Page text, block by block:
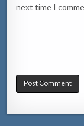
next time I